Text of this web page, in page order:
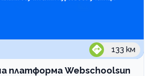
133 км
платформа Webschoolsun